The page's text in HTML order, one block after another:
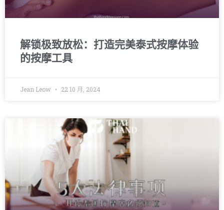
解锁极致放松：打造完美泰式按摩体验
的按摩工具
Jean Leow 22 10 月, 2024